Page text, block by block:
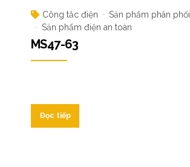
Công tắc điện
Sản phẩm phân phối
Sản phẩm điện an toàn
MS47-63
Đọc tiếp